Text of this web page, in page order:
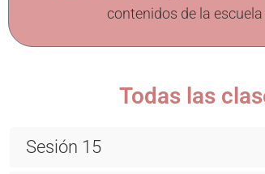
contenidos de la
Todas las
Sesión 15